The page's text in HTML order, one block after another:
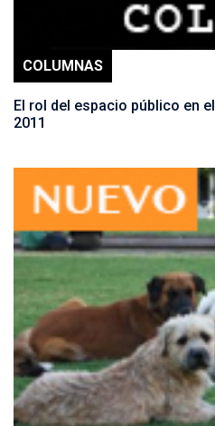
COLUMNAS
El rol del espacio público en
2011